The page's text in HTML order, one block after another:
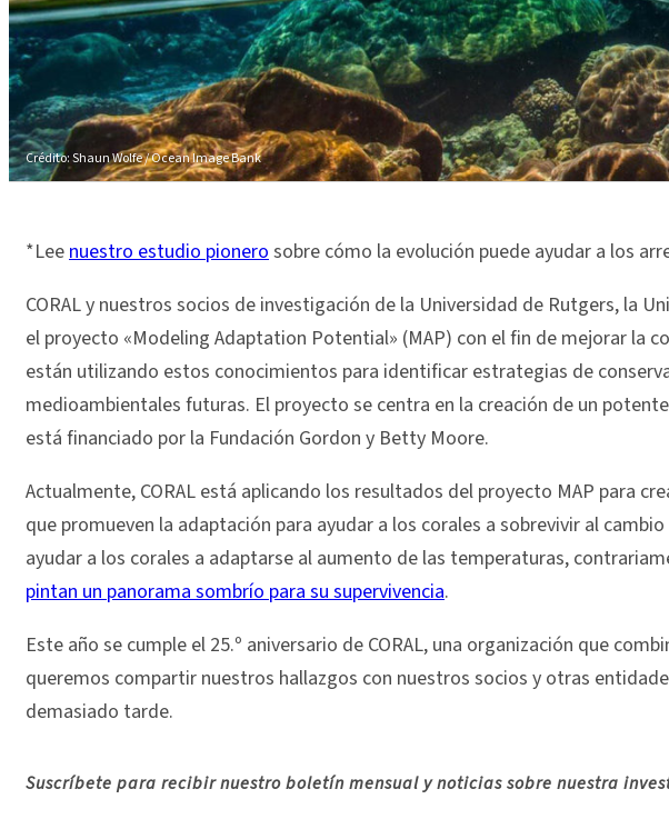
Crédito: Shaun Wolfe / Ocean Image Bank
*Leenuestro estudio pionerosobre cómo la evolución puede ayudar a los
CORAL y nuestros socios de investigación de la Universidad de Rutgers, la
el proyecto «Modeling Adaptation Potential» (MAP) con el fin de mejorar la
están utilizando estos conocimientos para identificar estrategias de
medioambientales futuras. El proyecto se centra en la creación de un
está financiado por la Fundación Gordon y Betty Moore.
Actualmente, CORAL está aplicando los resultados del proyecto MAP para
que promueven la adaptación para ayudar a los corales a sobrevivir al
ayudar a los corales a adaptarse al aumento de las temperaturas,
pintan un panorama sombrío para su supervivencia.
Este año se cumple el 25.º aniversario de CORAL, una organización que
queremos compartir nuestros hallazgos con nuestros socios y otras
demasiado tarde.
Suscríbete para recibir nuestro boletín mensual y noticias sobre nuestra